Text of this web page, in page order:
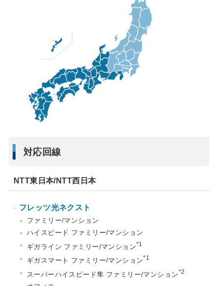
対応回線
NTT東日本/NTT西日本
フレッツ光ネクスト
ファミリー/マンション
ハイスピード ファミリー/マンション
ギガライン ファミリー/マンション*1
ギガスマート ファミリー/マンション*1
スーパーハイスピード隼 ファミリー/マンション*2